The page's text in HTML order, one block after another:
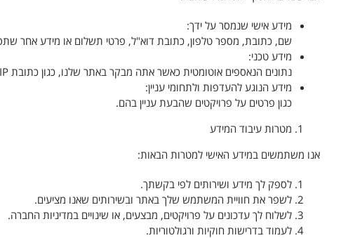
מידע אישי שנמסר על ידך:
שם, כתובת, מספר טלפון, כתובת דוא"ל, פרטי תשלום או מידע אחר
מידע טכני:
נתונים הנאספים אוטומטית כאשר אתה מבקר באתר שלנו, כגון כתובת IP, סוג הדפדפן, ודפים שנצפו.
מידע הנוגע להעדפות ולתחומי עניין:
כגון פרטים על פרויקטים שהבעת עניין בהם.
מטרות עיבוד המידע
אנו משתמשים במידע האישי למטרות הבאות:
לספק לך מידע ושירותים לפי בקשתך.
לשפר את חוויית המשתמש שלך באתר ובשירותים שאנו מציעים.
לשלוח לך עדכונים על פרויקטים, מבצעים, או שינויים במדיניות החברה.
לעמוד בדרישות חוקיות ורגולטוריות.